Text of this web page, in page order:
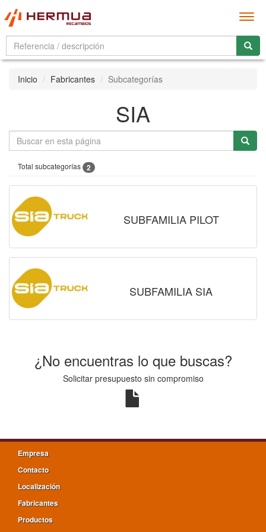
Inicio Fabricantes Subcategorías
SIA
Total subcategorías 2
SUBFAMILIA PILOT
SUBFAMILIA SIA
¿No encuentras lo que buscas?
Solicitar presupuesto sin compromiso
Empresa
Contacto
Localización
Fabricantes
Productos